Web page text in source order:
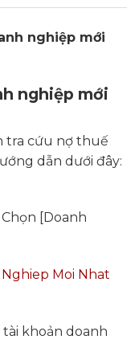
nghiệp mới
nghiệp mới
tra cứu nợ thuế
dẫn dưới đây:
[Doanh
khoản doanh